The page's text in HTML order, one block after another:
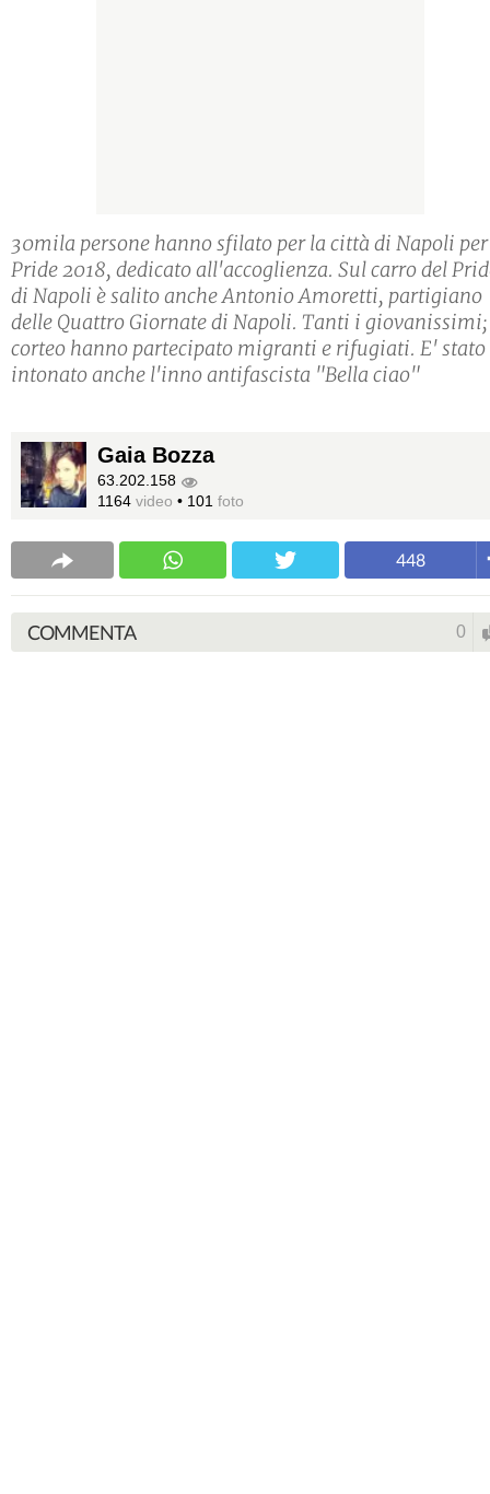
30mila persone hanno sfilato per la città di Napoli
Pride 2018, dedicato all'accoglienza. Sul carro del
di Napoli è salito anche Antonio Amoretti, partigiano
delle Quattro Giornate di Napoli. Tanti i
corteo hanno partecipato migranti e rifugiati. E' stato
intonato anche l'inno antifascista "Bella ciao"
Gaia Bozza
63.202.158
1164 video • 101 foto
448
COMMENTA 0